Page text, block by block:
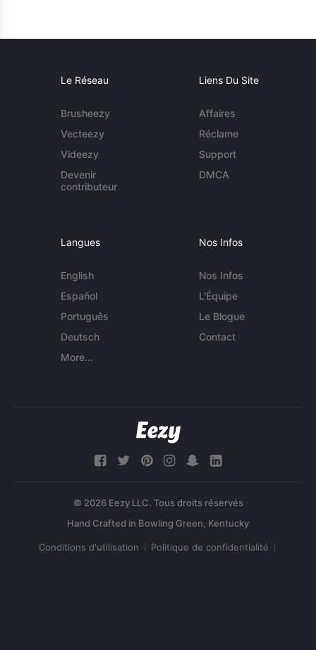
Le Réseau
Brusheezy
Vecteezy
Videezy
Devenir
contributeur
Liens Du Site
Affaires
Réclame
Support
DMCA
Langues
English
Español
Português
Deutsch
More...
Nos Infos
Nos Infos
L'Équipe
Le Blogue
Contact
© 2026 Eezy LLC. Tous droits réservés
Conditions d'utilisation Politique de confidentialité